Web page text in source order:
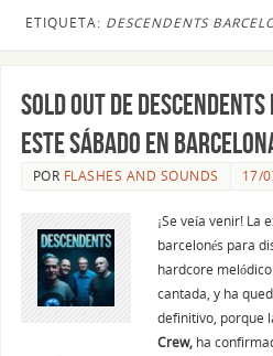
ETIQUETA: DESCENDENTS
SOLD OUT de
este sábado en
POR FLASHES AND SOUNDS 17/
¡Se veía venir! La
barcelonés para
hardcore
cantada, y ha
definitivo, porque
Crew,ha